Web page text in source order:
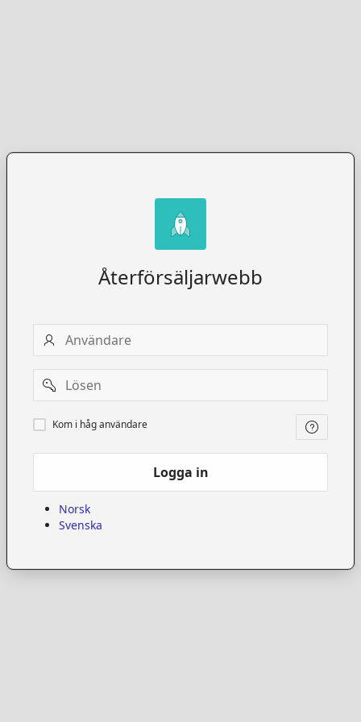
Återförsäljarwebb
Användare
Password
Kom
i
Kom i håg användare
Logga in
Norsk
Svenska